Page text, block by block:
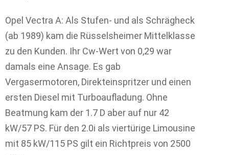
Opel Vectra A: Als Stufen- und als Schrägheck
(ab 1989) kam die Rüsselsheimer Mittelklasse
zu den Kunden. Ihr Cw-Wert von 0,29 war
damals eine Ansage. Es gab
Vergasermotoren, Direkteinspritzer und einen
ersten Diesel mit Turboaufladung. Ohne
Beatmung kam der 1.7 D aber auf nur 42
kW/57 PS. Für den 2.0i als viertürige Limousine
mit 85 kW/115 PS gilt ein Richtpreis von 2500